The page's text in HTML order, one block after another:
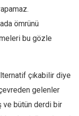
ömrünü
bu gözle
çıkabilir diye
gelenler
ve bütün derdi bir